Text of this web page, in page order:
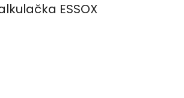
ESSOX